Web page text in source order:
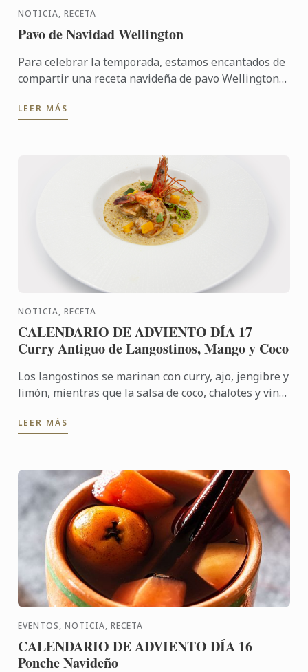
NOTICIA, RECETA
Pavo de Navidad Wellington
Para celebrar la temporada, estamos encantados de
compartir una receta navideña de pavo Wellington
Este ...
LEER MÁS
NOTICIA, RECETA
CALENDARIO DE ADVIENTO DÍA 17
Curry Antiguo de Langostinos, Mango y Coco
Los langostinos se marinan con curry, ajo, jengibre y
limón, mientras que la salsa de coco, chalotes y vino
LEER MÁS
EVENTOS, NOTICIA, RECETA
CALENDARIO DE ADVIENTO DÍA 16
Ponche Navideño